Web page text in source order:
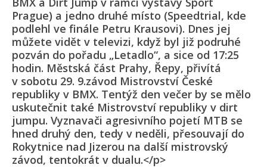
Prague) a jedno druhé místo (Speedtrial, kde
podlehl ve finále Petru Krausovi). Dnes jej
můžete vidět v televizi, když byl již podruhé
pozván do pořadu „Letadlo“, a sice od 17:25
hodin. Městská část Prahy, Řepy, přivítá
v sobotu 29. 9.závod Mistrovství České
republiky v BMX. Tentýž den večer by se mělo
uskutečnit také Mistrovství republiky v dirt
jumpu. Vyznavači agresivního pojetí MTB se
hned druhý den, tedy v neděli, přesouvají do
Rokytnice nad Jizerou na další mistrovský
závod, tentokrát v dualu.</p>